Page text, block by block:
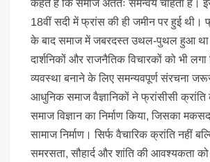
कहते हैं कि समाज अंततः समन्वय चाहता है।
18वीं सदी में फ्रांस की ही जमीन पर हुई थी।
के बाद समाज में जबरदस्त उथल-पुथल हुआ
दार्शनिकों और राजनैतिक विचारकों को भी
व्यवस्था बनाने के लिए समन्यवपूर्ण संरचना
आधुनिक समाज वैज्ञानिकों ने फ्रांसीसी
समाज विज्ञान का निर्माण किया, जिसका
सामाज निर्माण। सिर्फ वैचारिक क्रांति नहीं
समरसता, सौहार्द और शांति की आवश्यकता